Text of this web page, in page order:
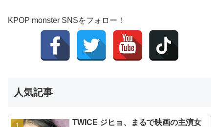
KPOP monster SNSをフォロー！
人気記事
TWICE ジヒョ、まるで映画の主演女